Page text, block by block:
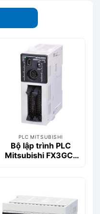
PLC MITSUBISHI
Bộ lập trình PLC
Mitsubishi FX3GC-